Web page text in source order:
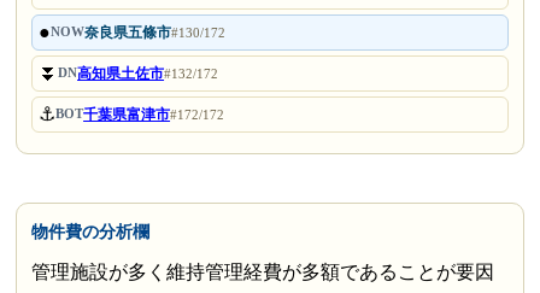
●NOW奈良県五條市#130/172
⏬DN高知県土佐市#132/172
⚓BOT千葉県富津市#172/172
物件費の分析欄
管理施設が多く維持管理経費が多額であることが要因